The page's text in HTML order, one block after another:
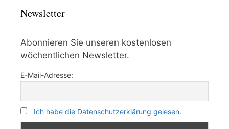
Newsletter
Abonnieren Sie unseren kostenlosen
wöchentlichen Newsletter.
E-Mail-Adresse:
Ich habe die Datenschutzerklärung gelesen.